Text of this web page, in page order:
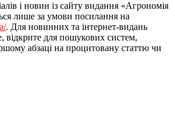
і новин із сайту видання «Агрономія
лише за умови посилання на
. Для новинних та інтернет-видань
відкрите для пошукових систем,
абзаці на процитовану статтю чи